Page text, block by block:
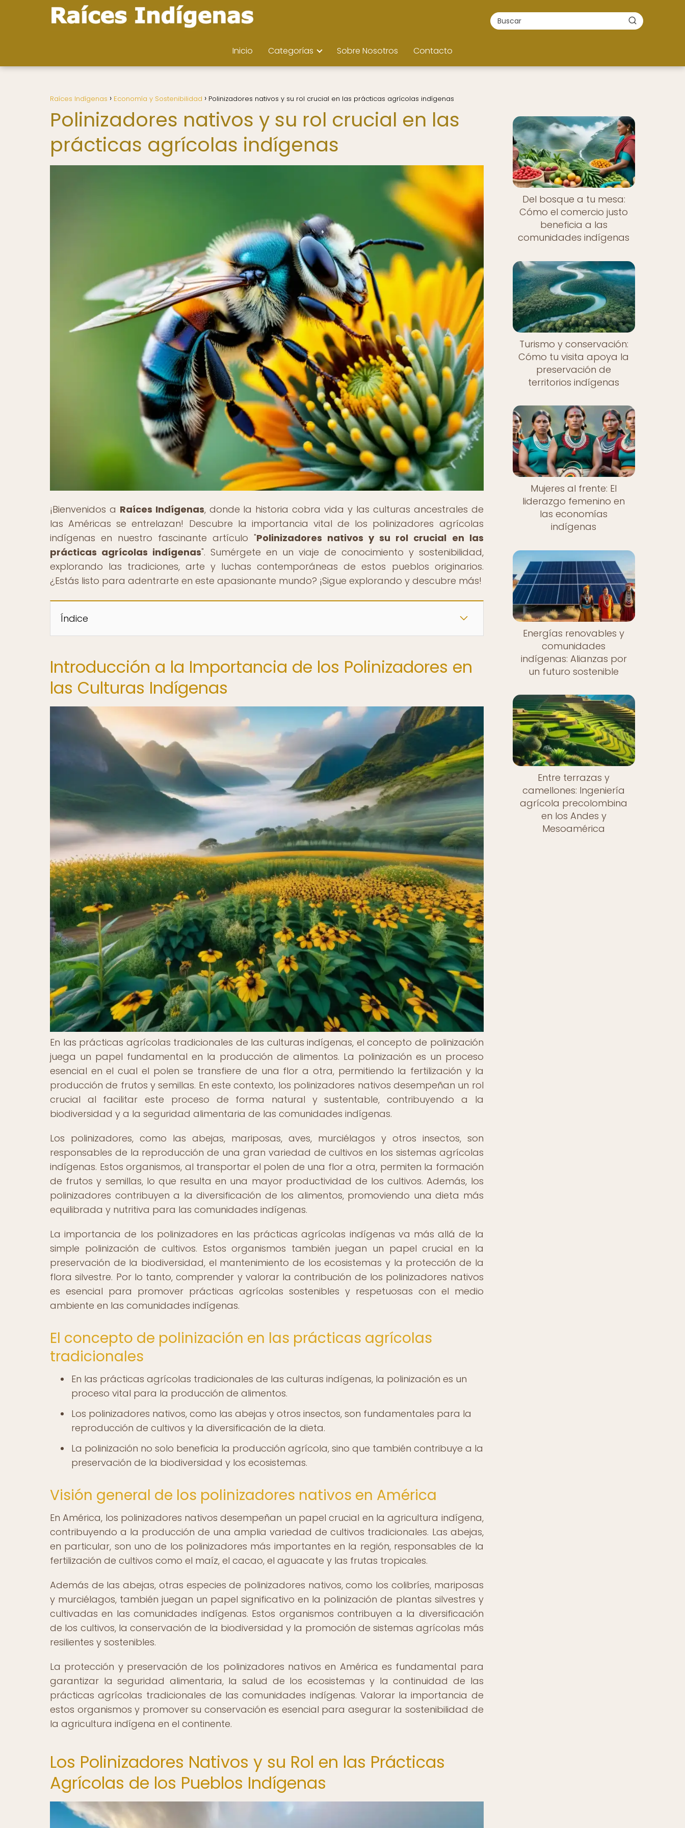
Inicio Categorías Sobre Nosotros Contacto
Raíces Indígenas Economía y Sostenibilidad Polinizadores nativos y su rol crucial en las prácticas agrícolas indígenas
Polinizadores nativos y su rol crucial en las
prácticas agrícolas indígenas
¡Bienvenidos a Raíces Indígenas, donde la historia cobra vida y las culturas ancestrales de
las Américas se entrelazan! Descubre la importancia vital de los polinizadores agrícolas
indígenas en nuestro fascinante artículo "Polinizadores nativos y su rol crucial en las
prácticas agrícolas indígenas". Sumérgete en un viaje de conocimiento y sostenibilidad,
explorando las tradiciones, arte y luchas contemporáneas de estos pueblos originarios.
¿Estás listo para adentrarte en este apasionante mundo? ¡Sigue explorando y descubre más!
Índice
Introducción a la Importancia de los Polinizadores en
las Culturas Indígenas
En las prácticas agrícolas tradicionales de las culturas indígenas, el concepto de polinización
juega un papel fundamental en la producción de alimentos. La polinización es un proceso
esencial en el cual el polen se transfiere de una flor a otra, permitiendo la fertilización y la
producción de frutos y semillas. En este contexto, los polinizadores nativos desempeñan un rol
crucial al facilitar este proceso de forma natural y sustentable, contribuyendo a la
biodiversidad y a la seguridad alimentaria de las comunidades indígenas.
Los polinizadores, como las abejas, mariposas, aves, murciélagos y otros insectos, son
responsables de la reproducción de una gran variedad de cultivos en los sistemas agrícolas
indígenas. Estos organismos, al transportar el polen de una flor a otra, permiten la formación
de frutos y semillas, lo que resulta en una mayor productividad de los cultivos. Además, los
polinizadores contribuyen a la diversificación de los alimentos, promoviendo una dieta más
equilibrada y nutritiva para las comunidades indígenas.
La importancia de los polinizadores en las prácticas agrícolas indígenas va más allá de la
simple polinización de cultivos. Estos organismos también juegan un papel crucial en la
preservación de la biodiversidad, el mantenimiento de los ecosistemas y la protección de la
flora silvestre. Por lo tanto, comprender y valorar la contribución de los polinizadores nativos
es esencial para promover prácticas agrícolas sostenibles y respetuosas con el medio
ambiente en las comunidades indígenas.
El concepto de polinización en las prácticas agrícolas
tradicionales
En las prácticas agrícolas tradicionales de las culturas indígenas, la polinización es un
proceso vital para la producción de alimentos.
Los polinizadores nativos, como las abejas y otros insectos, son fundamentales para la
reproducción de cultivos y la diversificación de la dieta.
La polinización no solo beneficia la producción agrícola, sino que también contribuye a la
preservación de la biodiversidad y los ecosistemas.
Visión general de los polinizadores nativos en América
En América, los polinizadores nativos desempeñan un papel crucial en la agricultura indígena,
contribuyendo a la producción de una amplia variedad de cultivos tradicionales. Las abejas,
en particular, son uno de los polinizadores más importantes en la región, responsables de la
fertilización de cultivos como el maíz, el cacao, el aguacate y las frutas tropicales.
Además de las abejas, otras especies de polinizadores nativos, como los colibríes, mariposas
y murciélagos, también juegan un papel significativo en la polinización de plantas silvestres y
cultivadas en las comunidades indígenas. Estos organismos contribuyen a la diversificación
de los cultivos, la conservación de la biodiversidad y la promoción de sistemas agrícolas más
resilientes y sostenibles.
La protección y preservación de los polinizadores nativos en América es fundamental para
garantizar la seguridad alimentaria, la salud de los ecosistemas y la continuidad de las
prácticas agrícolas tradicionales de las comunidades indígenas. Valorar la importancia de
estos organismos y promover su conservación es esencial para asegurar la sostenibilidad de
la agricultura indígena en el continente.
Los Polinizadores Nativos y su Rol en las Prácticas
Agrícolas de los Pueblos Indígenas
Del bosque a tu mesa:
Cómo el comercio justo
beneficia a las
comunidades indígenas
Turismo y conservación:
Cómo tu visita apoya la
preservación de
territorios indígenas
Mujeres al frente: El
liderazgo femenino en
las economías
indígenas
Energías renovables y
comunidades
indígenas: Alianzas por
un futuro sostenible
Entre terrazas y
camellones: Ingeniería
agrícola precolombina
en los Andes y
Mesoamérica